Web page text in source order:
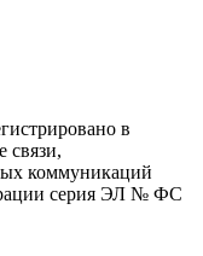
в
связи,
коммуникаций
серия ЭЛ № ФС